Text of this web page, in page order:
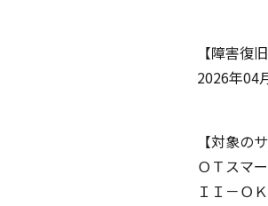
【障害復
2026年04
【対象の
ＯＴスマ
ＩＩ－Ｏ